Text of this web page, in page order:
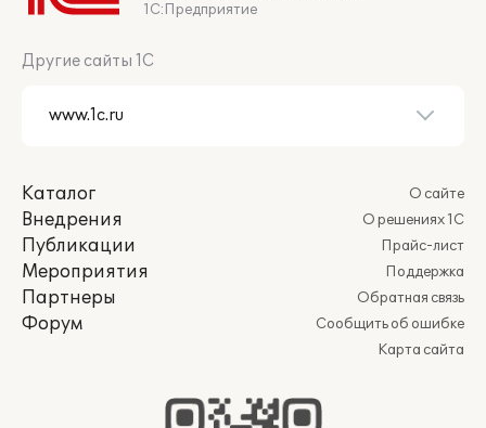
1С:Предприятие
Другие сайты 1С
Каталог
Внедрения
Публикации
Мероприятия
Партнеры
Форум
О сайте
О решениях 1С
Прайс-лист
Поддержка
Обратная связь
Сообщить об ошибке
Карта сайта